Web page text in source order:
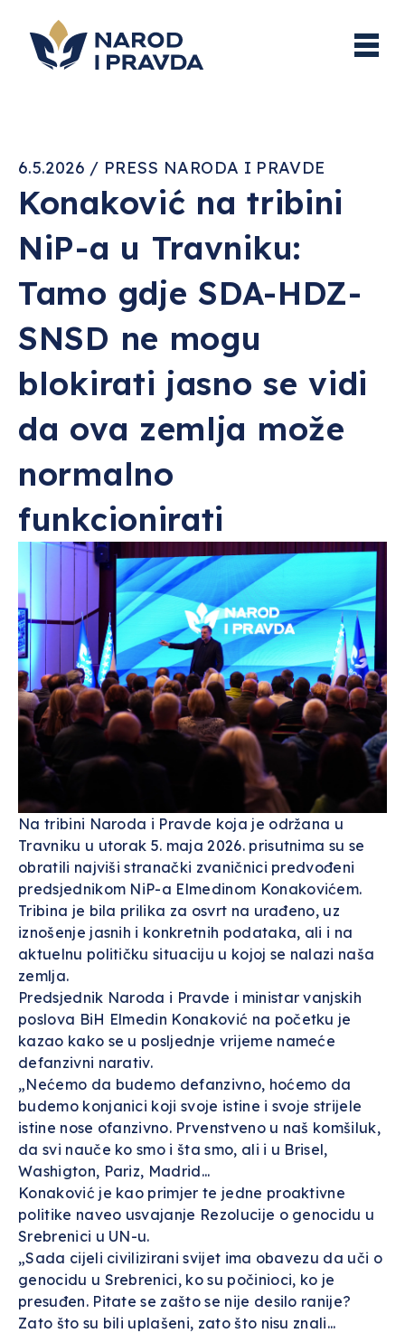
6.5.2026 / PRESS NARODA I PRAVDE
Konaković na tribini
NiP-a u Travniku:
Tamo gdje SDA-HDZ-
SNSD ne mogu
blokirati jasno se vidi
da ova zemlja može
normalno
funkcionirati
Na tribini Naroda i Pravde koja je održana u
Travniku u utorak 5. maja 2026. prisutnima su se
obratili najviši stranački zvaničnici predvođeni
predsjednikom NiP-a Elmedinom Konakovićem.
Tribina je bila prilika za osvrt na urađeno, uz
iznošenje jasnih i konkretnih podataka, ali i na
aktuelnu političku situaciju u kojoj se nalazi naša
zemlja.
Predsjednik Naroda i Pravde i ministar vanjskih
poslova BiH Elmedin Konaković na početku je
kazao kako se u posljednje vrijeme nameće
defanzivni narativ.
„Nećemo da budemo defanzivno, hoćemo da
budemo konjanici koji svoje istine i svoje strijele
istine nose ofanzivno. Prvenstveno u naš komšiluk,
da svi nauče ko smo i šta smo, ali i u Brisel,
Washigton, Pariz, Madrid...
Konaković je kao primjer te jedne proaktivne
politike naveo usvajanje Rezolucije o genocidu u
Srebrenici u UN-u.
„Sada cijeli civilizirani svijet ima obavezu da uči o
genocidu u Srebrenici, ko su počinioci, ko je
presuđen. Pitate se zašto se nije desilo ranije?
Zato što su bili uplašeni, zato što nisu znali...